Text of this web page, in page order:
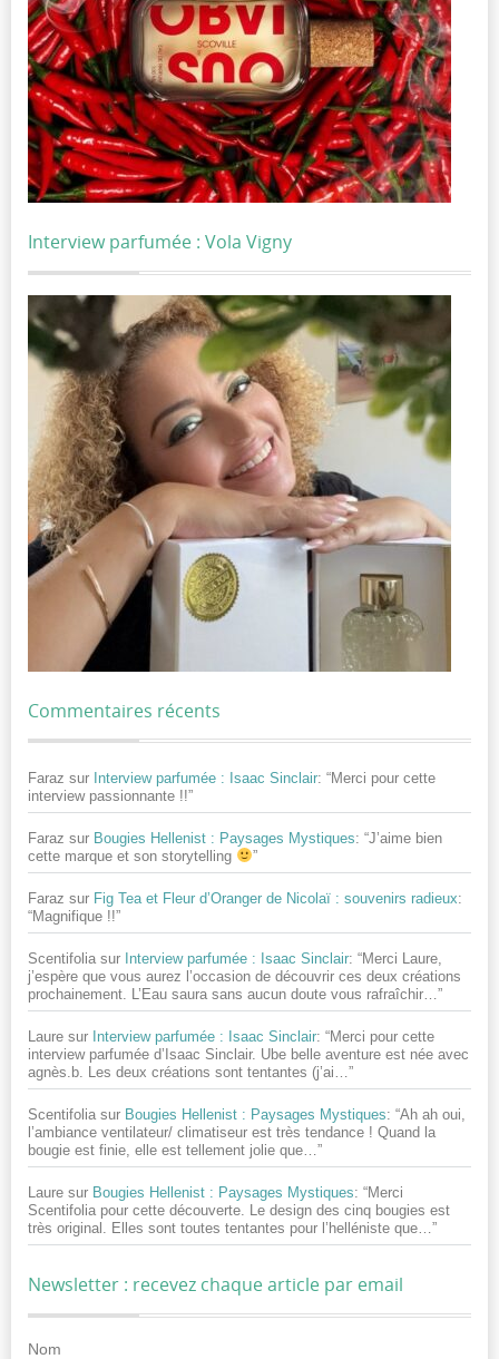
Interview parfumée : Vola Vigny
Commentaires récents
Faraz sur Interview parfumée : Isaac Sinclair: “Merci pour cette
interview passionnante !!”
Faraz sur Bougies Hellenist : Paysages Mystiques: “J’aime bien
cette marque et son storytelling
”
Faraz sur Fig Tea et Fleur d’Oranger de Nicolaï : souvenirs radieux:
“Magnifique !!”
Scentifolia sur Interview parfumée : Isaac Sinclair: “Merci Laure,
j’espère que vous aurez l’occasion de découvrir ces deux créations
prochainement. L’Eau saura sans aucun doute vous rafraîchir…”
Laure sur Interview parfumée : Isaac Sinclair: “Merci pour cette
interview parfumée d’Isaac Sinclair. Ube belle aventure est née avec
agnès.b. Les deux créations sont tentantes (j’ai…”
Scentifolia sur Bougies Hellenist : Paysages Mystiques: “Ah ah oui,
l’ambiance ventilateur/ climatiseur est très tendance ! Quand la
bougie est finie, elle est tellement jolie que…”
Laure sur Bougies Hellenist : Paysages Mystiques: “Merci
Scentifolia pour cette découverte. Le design des cinq bougies est
très original. Elles sont toutes tentantes pour l’helléniste que…”
Newsletter : recevez chaque article par email
Nom